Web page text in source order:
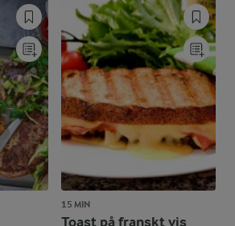
15 MIN
Toast på franskt vis